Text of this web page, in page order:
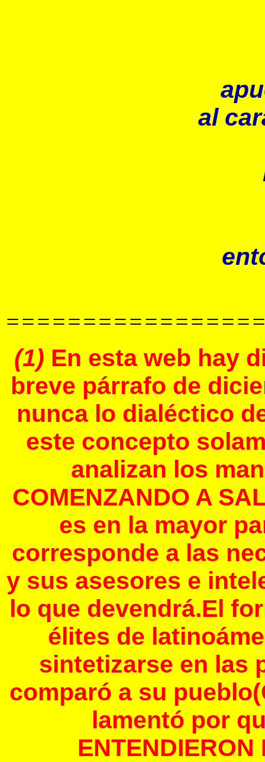
al
(1) En esta web hay
breve párrafo de
nunca lo dialéctico
este concepto
analizan los
COMENZANDO A
es en la mayor
corresponde a las
y sus asesores e
lo que devendrá.El
élites de
sintetizarse en las
comparó a su
lamentó por
ENTENDIERON